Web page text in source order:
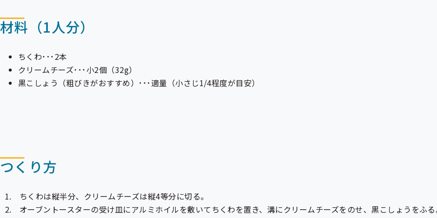
材料（1人分）
ちくわ･･･2本
クリームチーズ･･･小2個（32g）
黒こしょう（粗びきがおすすめ）･･･適量（小さじ1/4程度が目安）
つくり方
ちくわは縦半分、クリームチーズは縦4等分に切る。
オーブントースターの受け皿にアルミホイルを敷いてちくわを置き、溝にクリームチーズをのせ、黒こしょうをふ